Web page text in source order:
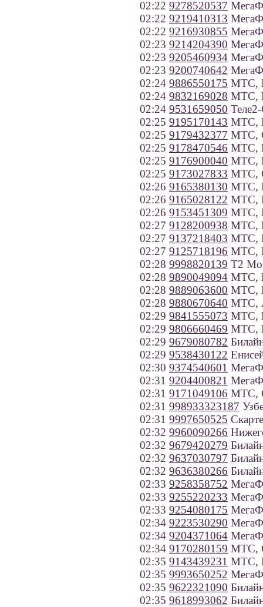
02:22 9278520537
02:22 9219410313
02:22 9216930855
02:23 9214204390
02:23 9205460934
02:23 9200740642
02:24 9886550175 МТС,
02:24 9832169028 МТС,
02:24 9531659050
02:25 9195170143 МТС,
02:25 9179432377 МТС,
02:25 9178470546 МТС,
02:25 9176900040 МТС,
02:25 9173027833 МТС,
02:26 9165380130 МТС,
02:26 9165028122 МТС,
02:26 9153451309 МТС,
02:27 9128200938 МТС,
02:27 9137218403 МТС,
02:27 9125718196 МТС,
02:28 9998820139 Т2
02:28 9890049094 МТС,
02:28 9889063600 МТС,
02:28 9880670640 МТС,
02:29 9841555073 МТС,
02:29 9806660469 МТС,
02:29 9679080782
02:29 9538430122
02:30 9374540601
02:31 9204400821
02:31 9171049106 МТС,
02:31 998933323187
02:31 9997650525
02:32 9960090266
02:32 9679420279
02:32 9637030797
02:32 9636380266
02:33 9258358752
02:33 9255220233
02:33 9254080175
02:34 9223530290
02:34 9204371064
02:34 9170280159 МТС,
02:35 9143439231 МТС,
02:35 9993650252
02:35 9622321090
02:35 9618993062